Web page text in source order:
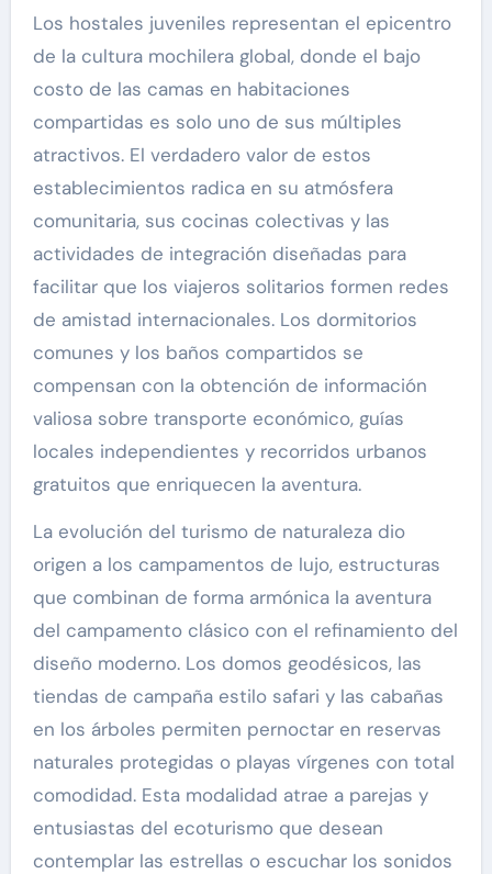
Los hostales juveniles representan el epicentro
de la cultura mochilera global, donde el bajo
costo de las camas en habitaciones
compartidas es solo uno de sus múltiples
atractivos. El verdadero valor de estos
establecimientos radica en su atmósfera
comunitaria, sus cocinas colectivas y las
actividades de integración diseñadas para
facilitar que los viajeros solitarios formen redes
de amistad internacionales. Los dormitorios
comunes y los baños compartidos se
compensan con la obtención de información
valiosa sobre transporte económico, guías
locales independientes y recorridos urbanos
gratuitos que enriquecen la aventura.
La evolución del turismo de naturaleza dio
origen a los campamentos de lujo, estructuras
que combinan de forma armónica la aventura
del campamento clásico con el refinamiento del
diseño moderno. Los domos geodésicos, las
tiendas de campaña estilo safari y las cabañas
en los árboles permiten pernoctar en reservas
naturales protegidas o playas vírgenes con total
comodidad. Esta modalidad atrae a parejas y
entusiastas del ecoturismo que desean
contemplar las estrellas o escuchar los sonidos